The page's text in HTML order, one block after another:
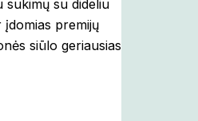
sukimų su dideliu
premijų
siūlo geriausias